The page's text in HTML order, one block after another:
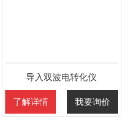
导入双波电转化仪
了解详情 我要询价